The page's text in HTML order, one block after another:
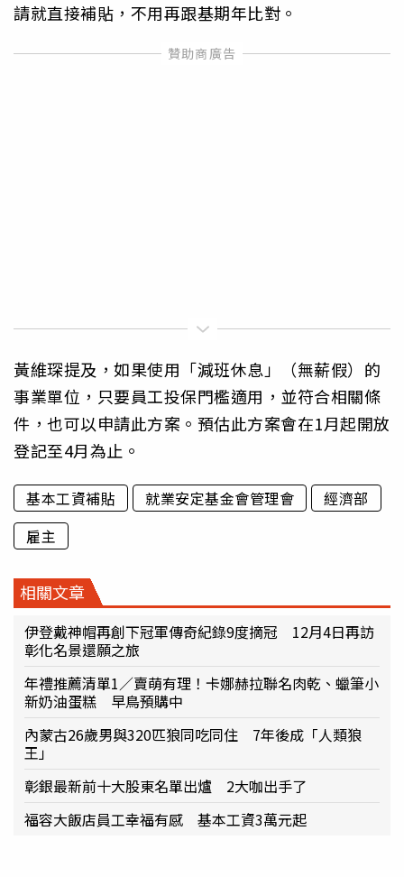
請就直接補貼，不用再跟基期年比對。
黃維琛提及，如果使用「減班休息」（無薪假）的
事業單位，只要員工投保門檻適用，並符合相關條
件，也可以申請此方案。預估此方案會在1月起開放
登記至4月為止。
基本工資補貼 就業安定基金會管理會
經濟部
雇主
相關文章
伊登戴神帽再創下冠軍傳奇紀錄9度摘冠 12月4日再訪
彰化名景還願之旅
年禮推薦清單1／賣萌有理！卡娜赫拉聯名肉乾、蠟筆小
新奶油蛋糕 早鳥預購中
內蒙古26歲男與320匹狼同吃同住 7年後成「人類狼
王」
彰銀最新前十大股東名單出爐 2大咖出手了
福容大飯店員工幸福有感 基本工資3萬元起